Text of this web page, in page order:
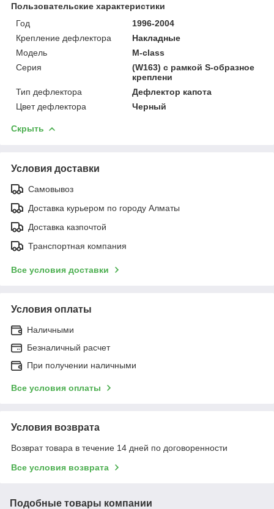
Пользовательские характеристики
Год
1996-2004
Крепление дефлектора
Накладные
Модель
M-class
Серия
(W163) с рамкой S-образное
креплени
Тип дефлектора
Дефлектор капота
Цвет дефлектора
Черный
Скрыть
Условия доставки
Самовывоз
Доставка курьером по городу Алматы
Доставка казпочтой
Транспортная компания
Все условия доставки
Условия оплаты
Наличными
Безналичный расчет
При получении наличными
Все условия оплаты
Условия возврата
Возврат товара в течение 14 дней по договоренности
Все условия возврата
Подобные товары компании